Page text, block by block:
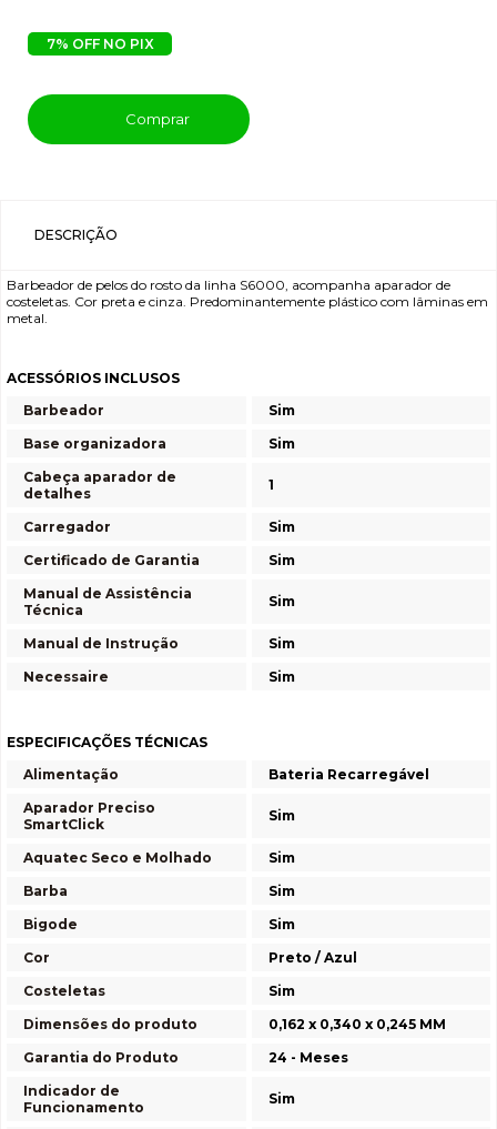
7% OFF NO PIX
Comprar
DESCRIÇÃO
Barbeador de pelos do rosto da linha S6000, acompanha aparador de
costeletas. Cor preta e cinza. Predominantemente plástico com lâminas em
metal.
ACESSÓRIOS INCLUSOS
Barbeador
Sim
Base organizadora
Sim
Cabeça aparador de
detalhes
1
Carregador
Sim
Certificado de Garantia
Sim
Manual de Assistência
Técnica
Sim
Manual de Instrução
Sim
Necessaire
Sim
ESPECIFICAÇÕES TÉCNICAS
Alimentação
Bateria Recarregável
Aparador Preciso
SmartClick
Sim
Aquatec Seco e Molhado
Sim
Barba
Sim
Bigode
Sim
Cor
Preto / Azul
Costeletas
Sim
Dimensões do produto
0,162 x 0,340 x 0,245 MM
Garantia do Produto
24 - Meses
Indicador de
Funcionamento
Sim